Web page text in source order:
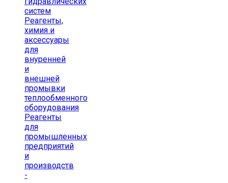
систем
Реагенты,
химия и
аксессуары
для
внуренней
и
внешней
промывки
теплообменного
оборудования
Реагенты
для
промышленных
предприятий
и
производств
-